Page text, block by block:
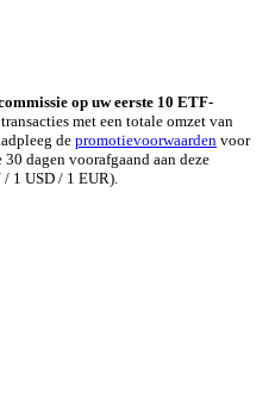
op uw eerste 10 ETF-
met een totale omzet van
de promotievoorwaarden voor
dagen voorafgaand aan deze
1 USD / 1 EUR).